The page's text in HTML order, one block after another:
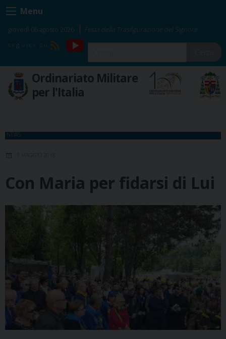
Skip
to
content
Menu
giovedì 06 agosto 2026 Festa della Trasfigurazione del Signore
RSS
YouTube
Ordinariato Militare
per l'Italia
NEWS
19 MAGGIO 2018
Con Maria per fidarsi di Lui